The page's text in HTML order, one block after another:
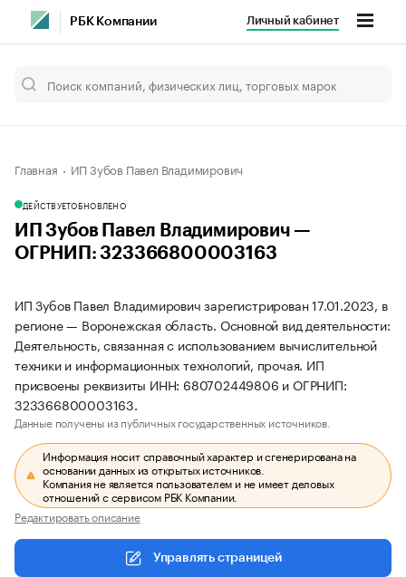
РБК Компании Личный кабинет
Главная ИП Зубов Павел Владимирович
ДЕЙСТВУЕТОБНОВЛЕНО
ИП Зубов Павел Владимирович —
ОГРНИП: 323366800003163
ИП Зубов Павел Владимирович зарегистрирован 17.01.2023, в
регионе — Воронежская область. Основной вид деятельности:
Деятельность, связанная с использованием вычислительной
техники и информационных технологий, прочая. ИП
присвоены реквизиты ИНН: 680702449806 и ОГРНИП:
323366800003163.
Данные получены из публичных государственных источников.
Информация носит справочный характер и сгенерирована на
основании данных из открытых источников.
Компания не является пользователем и не имеет деловых
отношений с сервисом РБК Компании.
Редактировать описание
Управлять страницей